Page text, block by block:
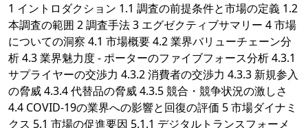
1 イントロダクション 1.1 調査の前提条件と市場の定義 1.2
本調査の範囲 2 調査手法 3 エグゼクティブサマリー 4 市場
についての洞察 4.1 市場概要 4.2 業界バリューチェーン分
析 4.3 業界魅力度 - ポーターのファイブフォース分析 4.3.1
サプライヤーの交渉力 4.3.2 消費者の交渉力 4.3.3 新規参入
の脅威 4.3.4 代替品の脅威 4.3.5 競合・競争状況の激しさ
4.4 COVID-19の業界への影響と回復の評価 5 市場ダイナミ
クス 5.1 市場の促進要因 5.1.1 デジタルトランスフォーメ